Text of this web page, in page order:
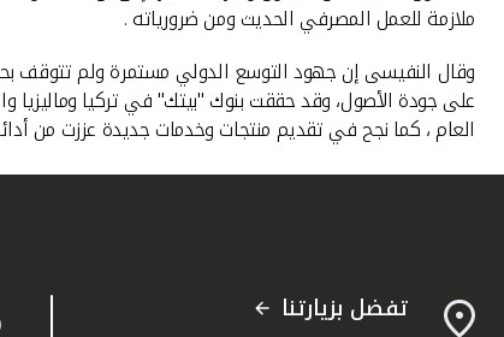
ملازمة للعمل المصرفي الحديث ومن ضرورياته .
وقال النفيسى إن جهود التوسع الدولي مستمرة ولم تتوقف
على جودة الأصول، وقد حققت بنوك "بيتك" في تركيا وماليزيا
العام ، كما نجح في تقديم منتجات وخدمات جديدة عززت من
تفضل بزيارتنا